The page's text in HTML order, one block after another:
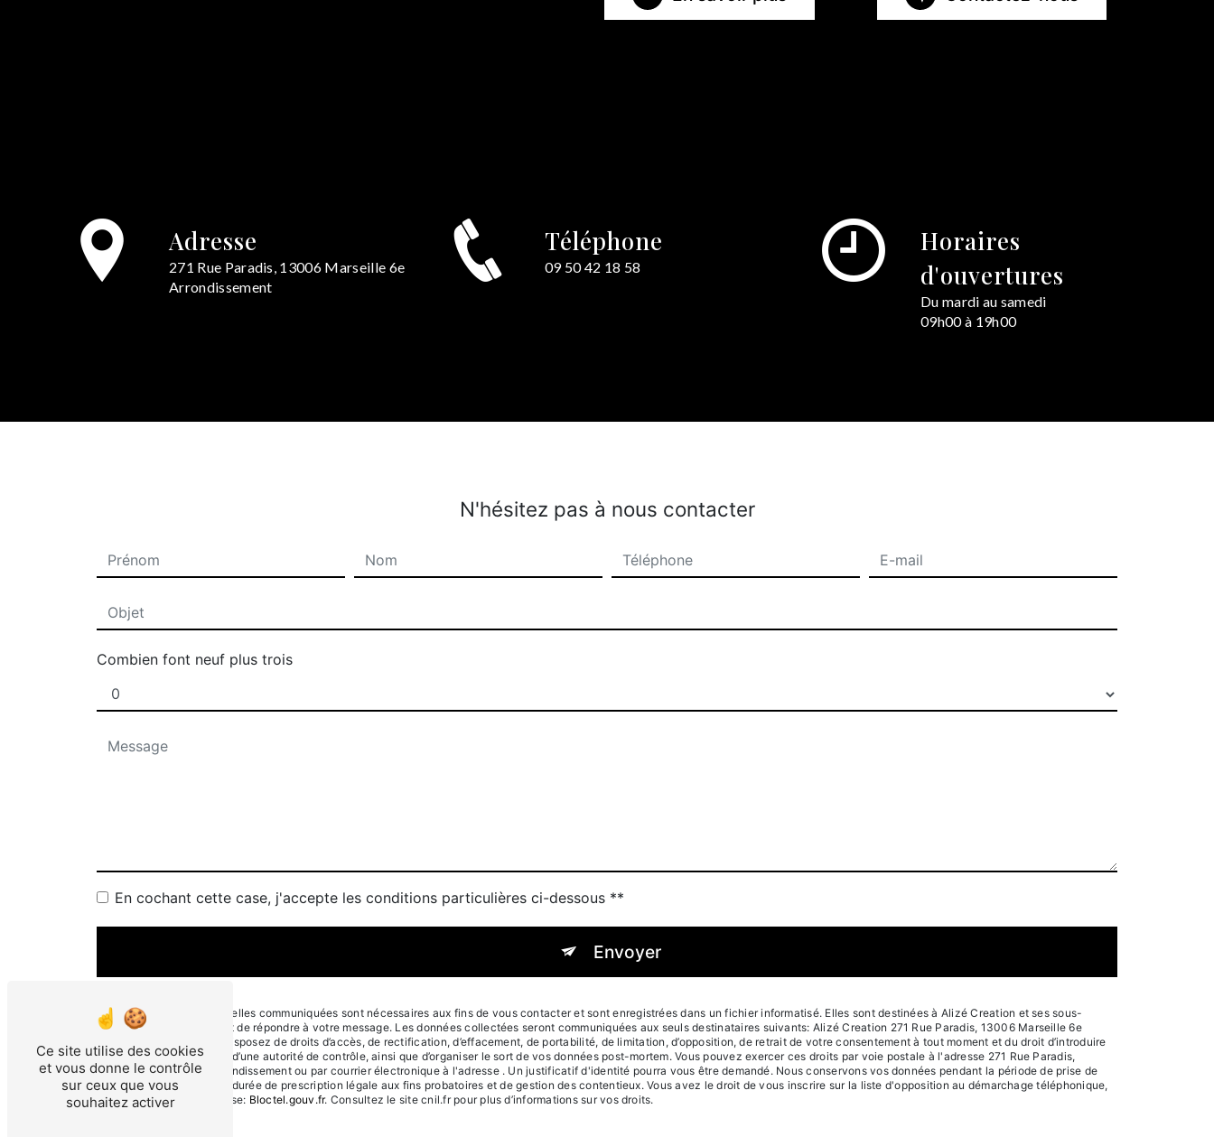
Adresse
271 Rue Paradis, 13006 Marseille 6e
Arrondissement
Téléphone
09 50 42 18 58
Horaires
d'ouvertures
Du mardi au samedi
09h00 à 19h00
N'hésitez pas à nous contacter
Combien font neuf plus trois
En cochant cette case, j'accepte les conditions particulières ci-dessous **
Envoyer
** Les données personnelles communiquées sont nécessaires aux fins de vous contacter et sont enregistrées dans un fichier informatisé. Elles sont destinées à Alizé Creation et ses sous-
traitants dans le seul but de répondre à votre message. Les données collectées seront communiquées aux seuls destinataires suivants: Alizé Creation 271 Rue Paradis, 13006 Marseille 6e
Arrondissement . Vous disposez de droits d’accès, de rectification, d’effacement, de portabilité, de limitation, d’opposition, de retrait de votre consentement à tout moment et du droit d’introduire
une réclamation auprès d’une autorité de contrôle, ainsi que d’organiser le sort de vos données post-mortem. Vous pouvez exercer ces droits par voie postale à l'adresse 271 Rue Paradis,
13006 Marseille 6e Arrondissement ou par courrier électronique à l'adresse . Un justificatif d'identité pourra vous être demandé. Nous conservons vos données pendant la période de prise de
contact puis pendant la durée de prescription légale aux fins probatoires et de gestion des contentieux. Vous avez le droit de vous inscrire sur la liste d'opposition au démarchage téléphonique,
disponible à cette adresse: Bloctel.gouv.fr. Consultez le site cnil.fr pour plus d’informations sur vos droits.
Ce site utilise des cookies
et vous donne le contrôle
sur ceux que vous
souhaitez activer